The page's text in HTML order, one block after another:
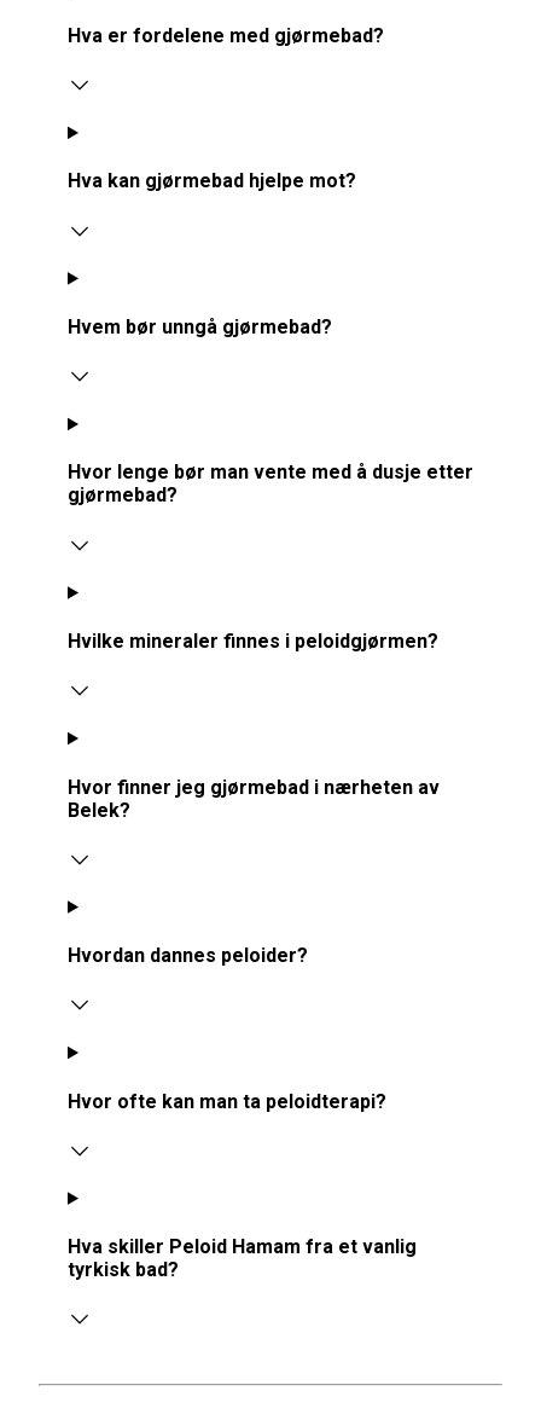
Hva er fordelene med gjørmebad?
Hva kan gjørmebad hjelpe mot?
Hvem bør unngå gjørmebad?
Hvor lenge bør man vente med å dusje etter
gjørmebad?
Hvilke mineraler finnes i peloidgjørmen?
Hvor finner jeg gjørmebad i nærheten av
Belek?
Hvordan dannes peloider?
Hvor ofte kan man ta peloidterapi?
Hva skiller Peloid Hamam fra et vanlig
tyrkisk bad?